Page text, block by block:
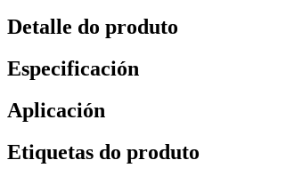
Detalle do produto
Especificación
Aplicación
Etiquetas do produto